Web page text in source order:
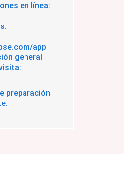
en línea:
app
general
preparación